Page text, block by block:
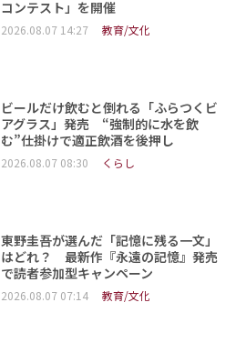
コンテスト」を開催
2026.08.07 14:27 教育/文化
ビールだけ飲むと倒れる「ふらつくビ
アグラス」発売 “強制的に水を飲
む”仕掛けで適正飲酒を後押し
2026.08.07 08:30 くらし
東野圭吾が選んだ「記憶に残る一文」
はどれ？ 最新作『永遠の記憶』発売
で読者参加型キャンペーン
2026.08.07 07:14 教育/文化